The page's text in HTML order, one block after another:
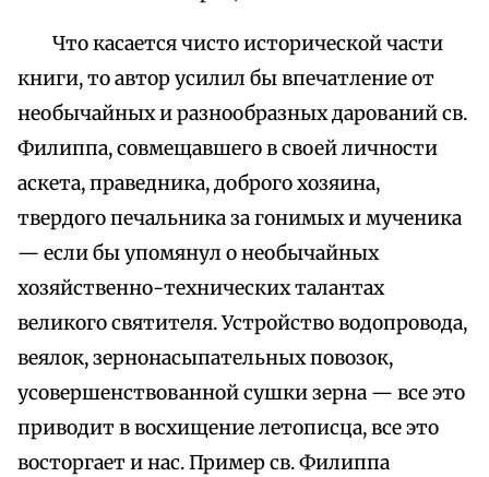
Что касается чисто исторической части
книги, то автор усилил бы впечатление от
необычайных и разнообразных дарований св.
Филиппа, совмещавшего в своей личности
аскета, праведника, доброго хозяина,
твердого печальника за гонимых и мученика
— если бы упомянул о необычайных
хозяйственно-технических талантах
великого святителя. Устройство водопровода,
веялок, зернонасыпательных повозок,
усовершенствованной сушки зерна — все это
приводит в восхищение летописца, все это
восторгает и нас. Пример св. Филиппа